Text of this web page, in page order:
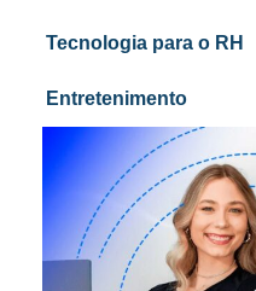
Tecnologia para o RH
Entretenimento